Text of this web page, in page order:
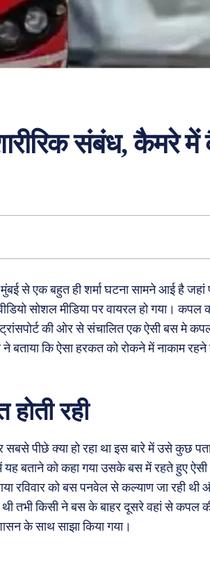
संबंध, कैमरे
से एक बहुत ही शर्मा घटना सामने आई है जहां
सोशल मीडिया पर वायरल हो गया। कपल
की ओर से संचालित एक ऐसी बस मे
बताया कि ऐसा हरकत को रोकने में नाकाम
रही
पीछे क्या हो रहा था इस बारे में उसे कुछ पता
बताने को कहा गया उसके बस में रहते हुए
रविवार को बस पनवेल से कल्याण जा रही थी
तभी किसी ने बस के बाहर दूसरे वहां से कपल
के साथ साझा किया गया।